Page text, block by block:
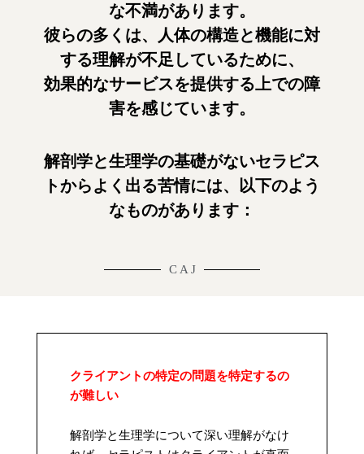
な不満があります。
彼らの多くは、人体の構造と機能に対
する理解が不足しているために、
効果的なサービスを提供する上での障
害を感じています。
解剖学と生理学の基礎がないセラピス
トからよく出る苦情には、以下のよう
なものがあります：
C A J
クライアントの特定の問題を特定するの
が難しい
解剖学と生理学について深い理解がなけ